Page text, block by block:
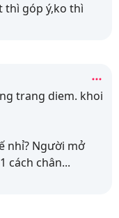
thì góp ý,ko thì
trang diem. khoi
nhỉ? Người mở
cách chân...